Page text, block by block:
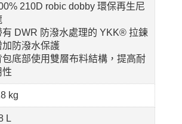
210D robic dobby 環保再生尼
有 DWR 防潑水處理的 YKK® 拉鍊
加防潑水保護
包底部使用雙層布料結構，提高耐
性
kg
L